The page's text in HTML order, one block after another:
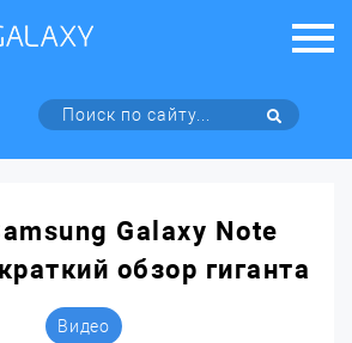
Galaxy Note
обзор гиганта
Видео